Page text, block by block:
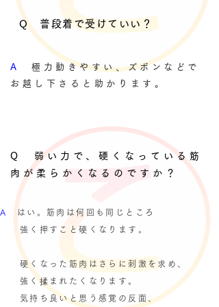
Q 普段着で受けていい？
A極力動きやすい、ズボンなどで
お越し下さると助かります。
Q 弱い力で、硬くなっている筋
肉が柔らかくなるのですか？
​A はい。筋肉は何回も同じところ
強く押すこと硬くなります。
硬くなった筋肉はさらに刺激を求め、
​ 強く揉まれたくなります。
気持ち良いと思う 感覚の反面、